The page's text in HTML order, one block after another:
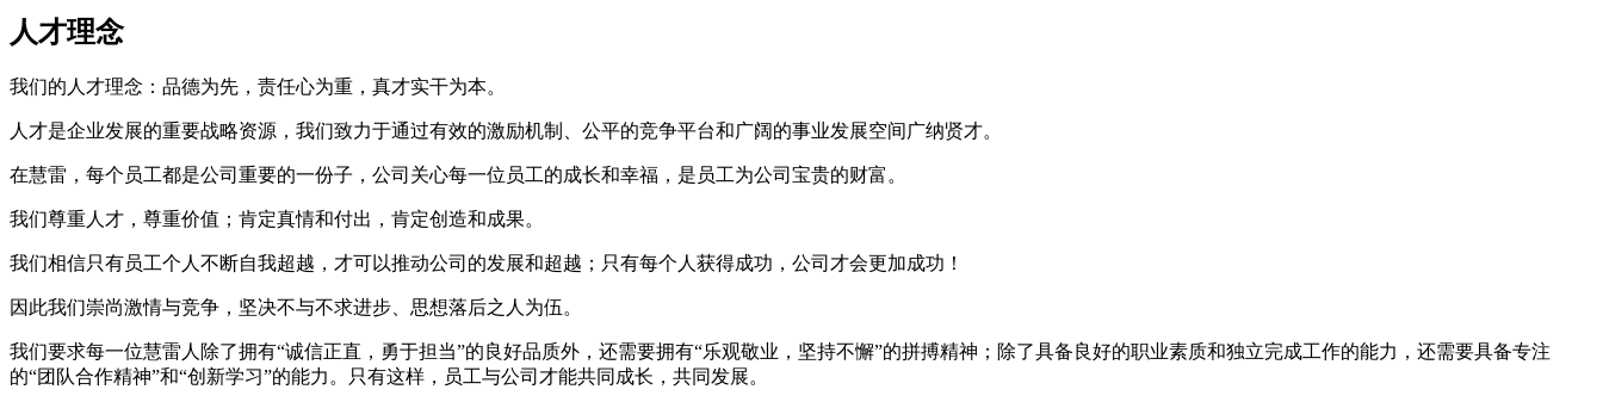
人才理念
我们的人才理念：品德为先，责任心为重，真才实干为本。
人才是企业发展的重要战略资源，我们致力于通过有效的激励机制、公平的竞争平台和广阔的事业发展空间广纳贤才。
在慧雷，每个员工都是公司重要的一份子，公司关心每一位员工的成长和幸福，是员工为公司宝贵的财富。
我们尊重人才，尊重价值；肯定真情和付出，肯定创造和成果。
我们相信只有员工个人不断自我超越，才可以推动公司的发展和超越；只有每个人获得成功，公司才会更加成功！
因此我们崇尚激情与竞争，坚决不与不求进步、思想落后之人为伍。
我们要求每一位慧雷人除了拥有“诚信正直，勇于担当”的良好品质外，还需要拥有“乐观敬业，坚持不懈”的拼搏精神；除了具备良好的职业素质和独立完成工作的能力，还需要具备专注
的“团队合作精神”和“创新学习”的能力。只有这样，员工与公司才能共同成长，共同发展。